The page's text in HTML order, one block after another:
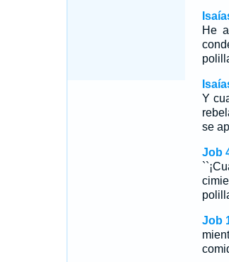
He
Y
se
Job
Job